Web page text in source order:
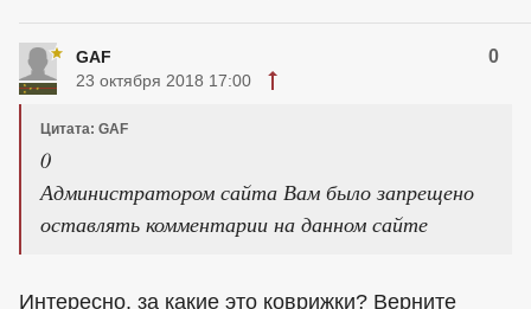
GAF 0
23 октября 2018 17:00
Цитата: GAF
0
Администратором сайта Вам было запрещено
оставлять комментарии на данном сайте
Интересно, за какие это коврижки? Верните